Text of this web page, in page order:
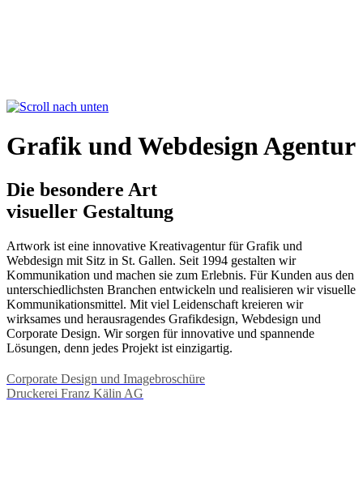
Grafik und Webdesign Agentur
Die besondere Art
visueller Gestaltung
Artwork ist eine innovative Kreativagentur für Grafik und
Webdesign mit Sitz in St. Gallen. Seit 1994 gestalten wir
Kommunikation und machen sie zum Erlebnis. Für Kunden aus den
unterschiedlichsten Branchen entwickeln und realisieren wir visuelle
Kommunikationsmittel. Mit viel Leidenschaft kreieren wir
wirksames und herausragendes Grafikdesign, Webdesign und
Corporate Design. Wir sorgen für innovative und spannende
Lösungen, denn jedes Projekt ist einzigartig.
Corporate Design und Imagebroschüre
Druckerei Franz Kälin AG